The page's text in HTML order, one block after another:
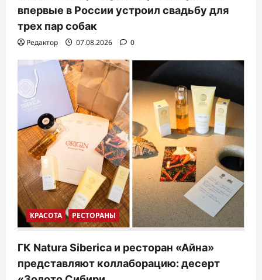
впервые в России устроил свадьбу для
трех пар собак
Редактор 07.08.2026 0
КРАСОТА РЕСТОРАНЫ
ГК Natura Siberica и ресторан «Айна»
представляют коллаборацию: десерт